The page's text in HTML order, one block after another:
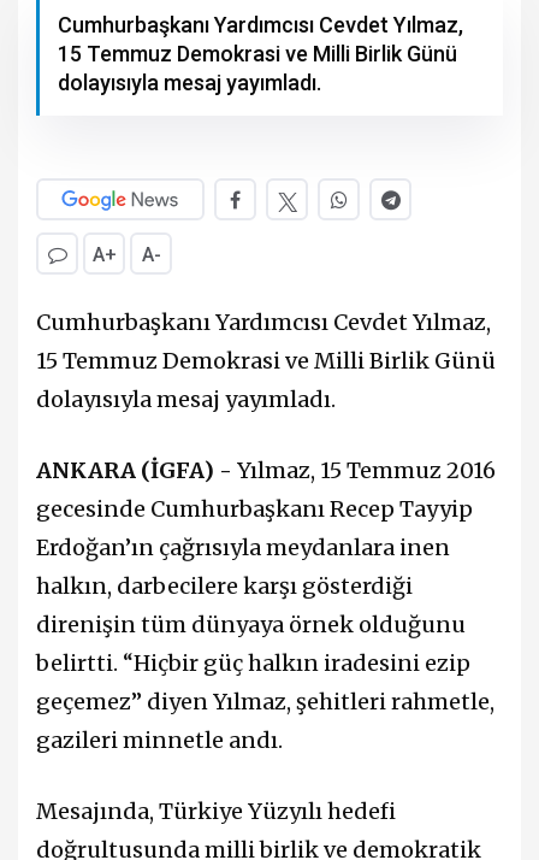
Cumhurbaşkanı Yardımcısı Cevdet Yılmaz,
15 Temmuz Demokrasi ve Milli Birlik Günü
dolayısıyla mesaj yayımladı.
A+ A-
Cumhurbaşkanı Yardımcısı Cevdet Yılmaz,
15 Temmuz Demokrasi ve Milli Birlik Günü
dolayısıyla mesaj yayımladı.
ANKARA (İGFA) - Yılmaz, 15 Temmuz 2016
gecesinde Cumhurbaşkanı Recep Tayyip
Erdoğan’ın çağrısıyla meydanlara inen
halkın, darbecilere karşı gösterdiği
direnişin tüm dünyaya örnek olduğunu
belirtti. “Hiçbir güç halkın iradesini ezip
geçemez” diyen Yılmaz, şehitleri rahmetle,
gazileri minnetle andı.
Mesajında, Türkiye Yüzyılı hedefi
doğrultusunda milli birlik ve demokratik